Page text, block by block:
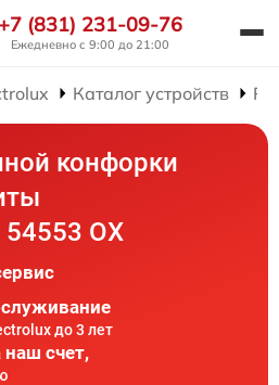
+7 (831) 231-09-76
Ежедневно с 9:00 до 21:00
Каталог устройств
конфорки
54553 OX
до 3 лет
наш счет,